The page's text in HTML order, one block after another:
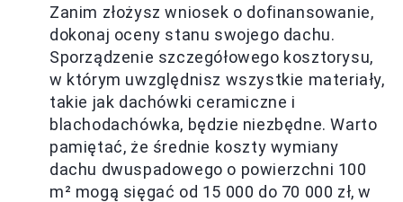
Zanim złożysz wniosek o dofinansowanie,
dokonaj oceny stanu swojego dachu.
Sporządzenie szczegółowego kosztorysu,
w którym uwzględnisz wszystkie materiały,
takie jak dachówki ceramiczne i
blachodachówka, będzie niezbędne. Warto
pamiętać, że średnie koszty wymiany
dachu dwuspadowego o powierzchni 100
m² mogą sięgać od 15 000 do 70 000 zł, w